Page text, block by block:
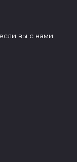
вы с нами.